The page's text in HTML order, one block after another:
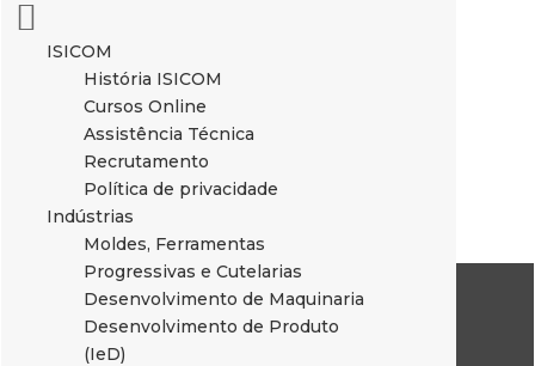
ISICOM
História ISICOM
Cursos Online
Assistência Técnica
Recrutamento
Política de privacidade
Indústrias
Moldes, Ferramentas
Progressivas e Cutelarias
Desenvolvimento de Maquinaria
Desenvolvimento de Produto
(IeD)